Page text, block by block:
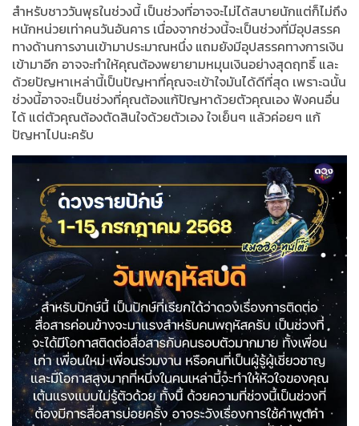
สำหรับชาววันพุธในช่วงนี้ เป็นช่วงที่อาจจะไม่ได้สบายนักแต่ก็ไม่ถึง
หนักหน่วยเท่าคนวันอันคาร เนื่องจากช่วงนี้จะเป็นช่วงที่มีอุปสรรค
ทางด้านการงานเข้ามาประมาณหนึ่ง แถมยังมีอุปสรรคทางการเงิน
เข้ามาอีก อาจจะทำให้คุณต้องพยายามหมุนเงินอย่างสุดฤทธิ์ และ
ด้วยปัญหาเหล่านี้เป็นปัญหาที่คุณจะเข้าใจมันได้ดีที่สุด เพราะฉนั้น
ช่วงนี้อาจจะเป็นช่วงที่คุณต้องแก้ปัญหาด้วยตัวคุณเอง ฟังคนอื่น
ได้ แต่ตัวคุณต้องตัดสินใจด้วยตัวเอง ใจเย็นๆ แล้วค่อยๆ แก้
ปัญหาไปนะครับ